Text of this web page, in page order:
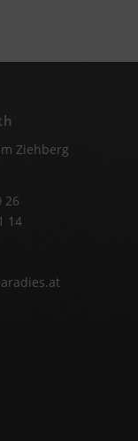
Ziehberg
26
14